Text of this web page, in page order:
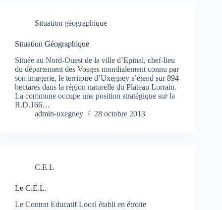
Situation géographique
Situation Géographique
Située au Nord-Ouest de la ville d’Epinal, chef-lieu
du département des Vosges mondialement connu par
son imagerie, le territoire d’Uxegney s’étend sur 894
hectares dans la région naturelle du Plateau Lorrain.
La commune occupe une position stratégique sur la
R.D.166…
admin-uxegney
28 octobre 2013
C.E.L
Le C.E.L.
Le Contrat Educatif Local établi en étroite